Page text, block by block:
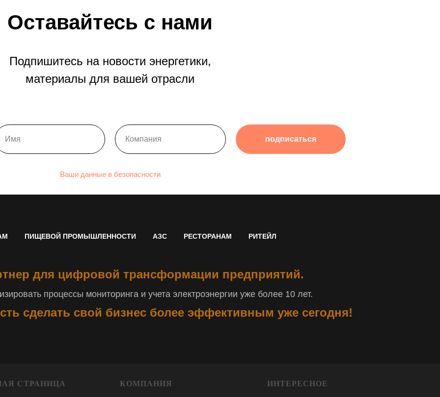
Оставайтесь с нами
Подпишитесь на новости энергетики,
материалы для вашей отрасли
подписаться
Ваши данные в безопасности
ПИЩЕВОЙ ПРОМЫШЛЕННОСТИ АЗС РЕСТОРАНАМ РИТЕЙЛ
для цифровой трансформации предприятий.
процессы мониторинга и учета электроэнергии уже более 10 лет.
сделать свой бизнес более эффективным уже сегодня!
СТРАНИЦА КОМПАНИЯ ИНТЕРЕСНОЕ